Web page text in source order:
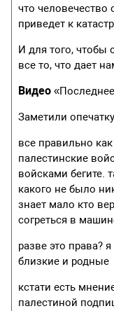
что
приведет к
И для того, чтобы
все то, что дает
Видео
Заметили
все правильно
палестинские
войсками бегите.
какого не было
знает мало кто
согреться в
разве это права?
близкие и родные
кстати есть
палестиной